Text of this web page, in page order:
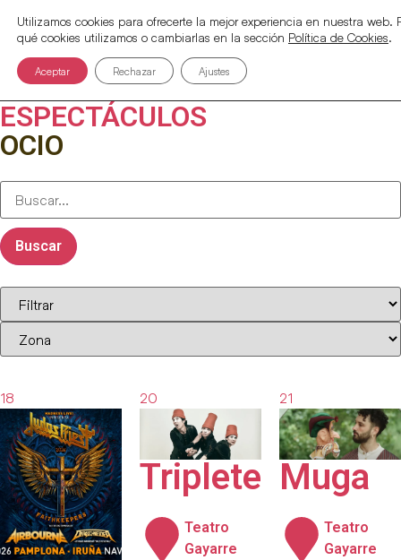
ESPECTÁCULOS
OCIO
Buscar
18
agosto
2026
20
agosto
2026
Triplete
Teatro
Gayarre
21
agosto
2026
Muga
Teatro
Gayarre
Utilizamos cookies para ofrecerte la mejor experiencia en nuestra web.
qué cookies utilizamos o cambiarlas en la sección Política de Cookies.
Aceptar Rechazar Ajustes